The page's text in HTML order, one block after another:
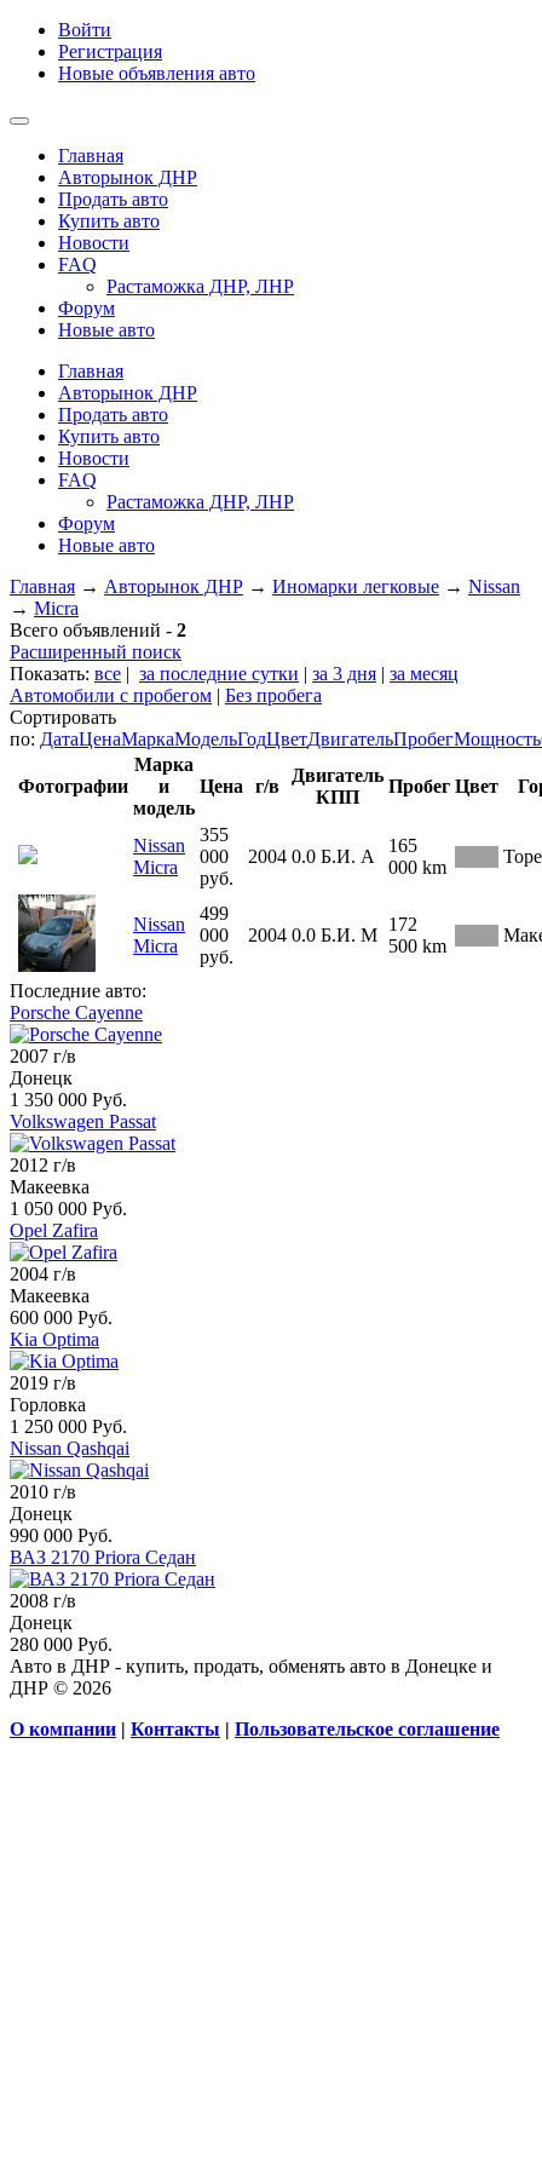
Войти
Регистрация
Новые объявления авто
Главная
Авторынок ДНР
Продать авто
Купить авто
Новости
FAQ
Растаможка ДНР, ЛНР
Форум
Новые авто
Главная
Авторынок ДНР
Продать авто
Купить авто
Новости
FAQ
Растаможка ДНР, ЛНР
Форум
Новые авто
Главная → Авторынок ДНР → Иномарки легковые → Nissan
→ Micra
Всего объявлений - 2
Расширенный поиск
Показать: все | за последние сутки | за 3 дня | за месяц
Автомобили с пробегом | Без пробега
Сортировать
по: ДатаЦенаМаркаМодельГодЦветДвигательПробегМощность
Фотографии
Марка
и
модель
Цена г/в
Двигатель
КПП
Пробег Цвет
Nissan
Micra
355
000
руб.
2004 0.0 Б.И. А
165
000 km
Nissan
Micra
499
000
руб.
2004 0.0 Б.И. М
172
500 km
Последние авто:
Porsche Cayenne
2007 г/в
Донецк
1 350 000 Руб.
Volkswagen Passat
2012 г/в
Макеевка
1 050 000 Руб.
Opel Zafira
2004 г/в
Макеевка
600 000 Руб.
Kia Optima
2019 г/в
Горловка
1 250 000 Руб.
Nissan Qashqai
2010 г/в
Донецк
990 000 Руб.
ВАЗ 2170 Priora Седан
2008 г/в
Донецк
280 000 Руб.
Авто в ДНР - купить, продать, обменять авто в Донецке и
ДНР © 2026
О компании | Контакты | Пользовательское соглашение